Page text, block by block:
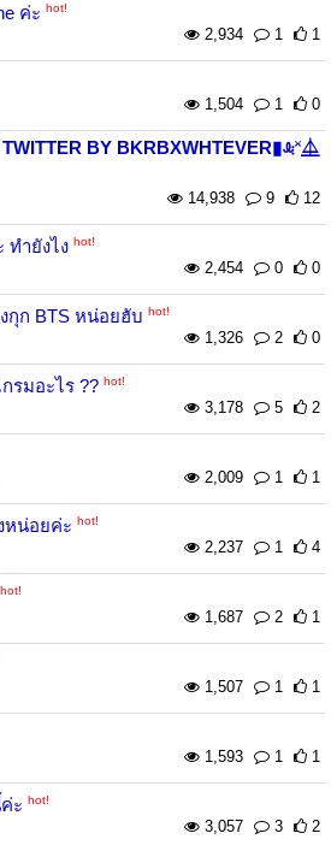
ค่ะ hot!
2,934 1 1
1,504 1 0
BY BKRBXWHTEVER▮ꕋ˟⏅
14,938 9 12
ทำยังไง hot!
2,454 0 0
กุก BTS หน่อยฮับ hot!
1,326 2 0
รมอะไร ?? hot!
3,178 5 2
2,009 1 1
น่อยค่ะ hot!
2,237 1 4
hot!
1,687 2 1
1,507 1 1
1,593 1 1
ะ hot!
3,057 3 2